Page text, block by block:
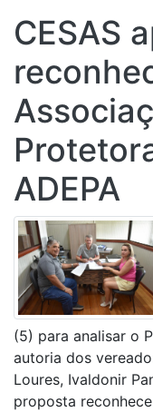
CESAS
ADEPA
(5) para analisar o
autoria dos
Loures, Ivaldonir
proposta